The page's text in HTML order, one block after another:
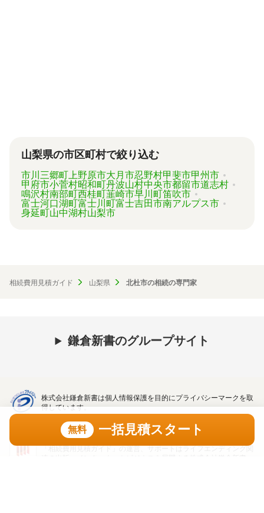
ずは見積を取り寄せてみましょう。
山梨県の市区町村で絞り込む
市川三郷町上野原市大月市忍野村甲斐市甲州市
甲府市小菅村昭和町丹波山村中央市都留市道志村
鳴沢村南部町西桂町韮崎市早川町笛吹市
富士河口湖町富士川町富士吉田市南アルプス市
身延町山中湖村山梨市
相続費用見積ガイド 山梨県 北杜市の相続の専門家
鎌倉新書のグループサイト
株式会社鎌倉新書は個人情報保護を目的にプライバシーマークを取
得しています。
無料 一括見積スタート